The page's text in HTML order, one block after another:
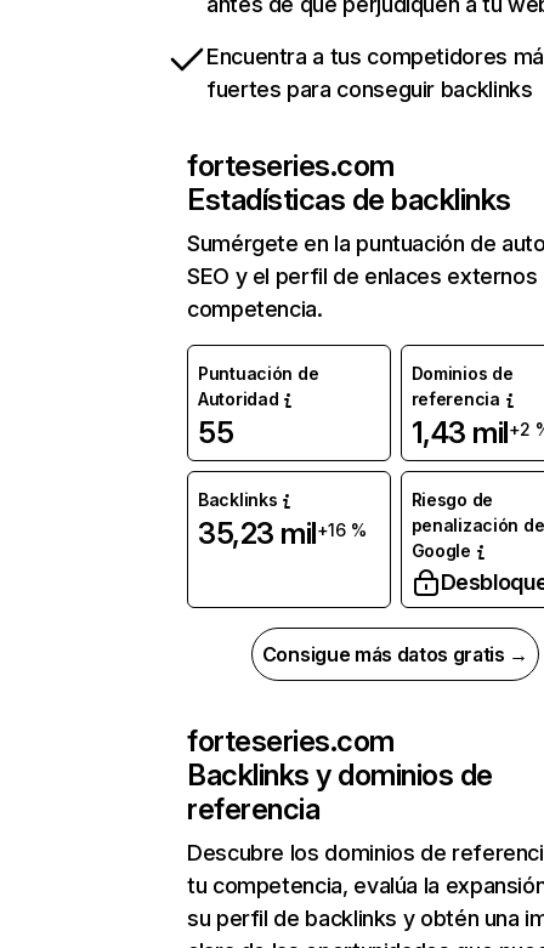
Encuentra a tus competidores
fuertes para conseguir backlinks
forteseries.com
Estadísticas de backlinks
Sumérgete en la puntuación de
SEO y el perfil de enlaces externos
competencia.
Puntuación de
Autoridad
55
Dominios de
referencia
1,43 mil+2
Backlinks
35,23 mil+16 %
Riesgo de
penalización de
Google
Consigue más datos gratis →
forteseries.com
Backlinks y dominios de
referencia
Descubre los dominios de
tu competencia, evalúa la
su perfil de backlinks y obtén una